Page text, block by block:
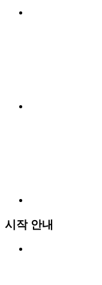
시작 안내